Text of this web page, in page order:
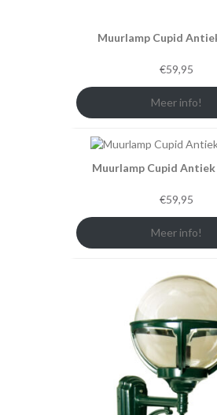
Muurlamp Cupid
€59,95
Meer info!
Muurlamp Cupid
€59,95
Meer info!